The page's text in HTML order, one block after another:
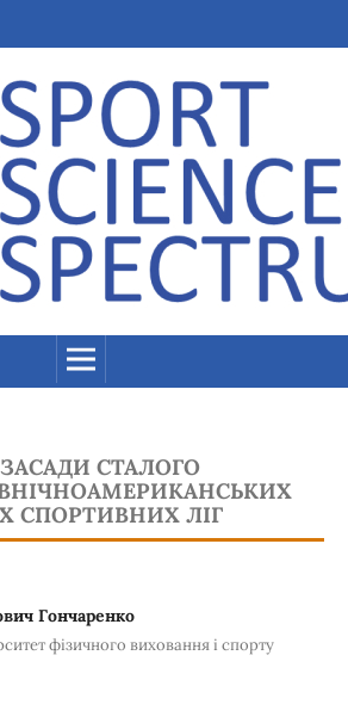
СТАЛОГО
СПОРТИВНИХ ЛІГ
Гончаренко
фізичного виховання і спорту